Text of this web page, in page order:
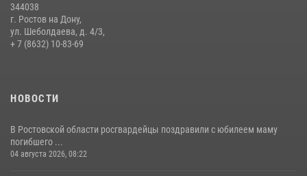
В Ростовской области сотрудники Росгвардии познакомили
воспитанников детского сада со своей службой
09 июля 2026, 13:58
344038
г. Ростов на Дону,
ул. Шеболдаева, д. 4/3,
+ 7 (8632) 10-83-69
НОВОСТИ
В Ростовской области росгвардейцы поздравили с юбилеем маму
погибшего ...
04 августа 2026, 08:22